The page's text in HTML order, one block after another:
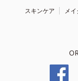
スキンケア メイ